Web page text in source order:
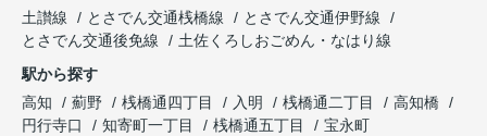
土讃線
とさでん交通桟橋線
とさでん交通伊野線
とさでん交通後免線
土佐くろしおごめん・なはり線
駅から探す
高知
薊野 桟橋通四丁目 入明 桟橋通二丁目
高知橋
円行寺口
知寄町一丁目 桟橋通五丁目 宝永町